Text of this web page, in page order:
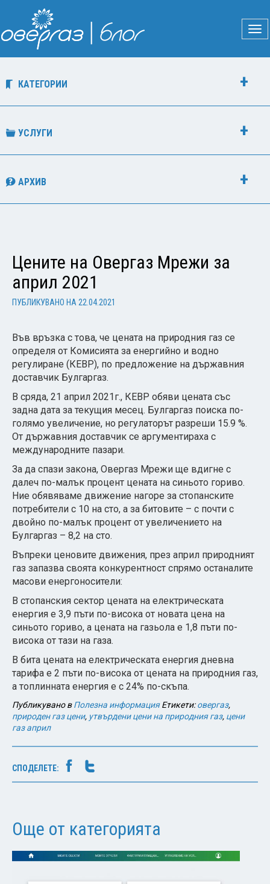
КАТЕГОРИИ
УСЛУГИ
АРХИВ
Цените на Овергаз Мрежи за
април 2021
ПУБЛИКУВАНО НА 22.04.2021
Във връзка с това, че цената на природния газ се
определя от Комисията за енергийно и водно
регулиране (КЕВР), по предложение на държавния
доставчик Булгаргаз.
В сряда, 21 април 2021г., КЕВР обяви цената със
задна дата за текущия месец. Булгаргаз поиска по-
голямо увеличение, но регулаторът разреши 15.9 %.
От държавния доставчик се аргументираха с
международните пазари.
За да спази закона, Овергаз Мрежи ще вдигне с
далеч по-малък процент цената на синьото гориво.
Ние обявяваме движение нагоре за стопанските
потребители с 10 на сто, а за битовите – с почти с
двойно по-малък процент от увеличението на
Булгаргаз – 8,2 на сто.
Въпреки ценовите движения, през април природният
газ запазва своята конкурентност спрямо останалите
масови енергоносители:
В стопанския сектор цената на електрическата
енергия е 3,9 пъти по-висока от новата цена на
синьото гориво, а цената на газьола е 1,8 пъти по-
висока от тази на газа.
В бита цената на електрическата енергия дневна
тарифа е 2 пъти по-висока от цената на природния газ,
а топлинната енергия е с 24% по-скъпа.
Публикувано вПолезна информация Етикети:овергаз,
природен газ цени, утвърдени цени на природния газ, цени
газ април
СПОДЕЛЕТЕ:
Още от категорията